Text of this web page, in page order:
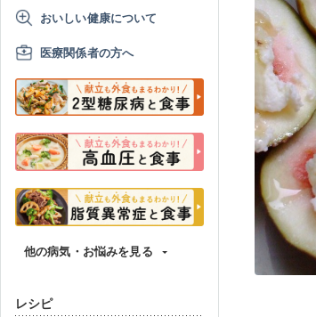
おいしい健康について
医療関係者の方へ
他の病気・お悩みを見る
レシピ